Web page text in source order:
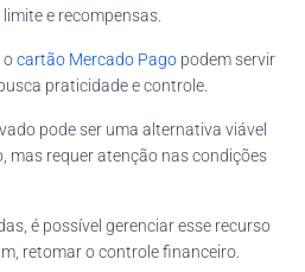
e recompensas.
ocartão Mercado Pago podem servir
praticidade e controle.
pode ser uma alternativa viável
mas requer atenção nas condições
é possível gerenciar esse recurso
retomar o controle financeiro.